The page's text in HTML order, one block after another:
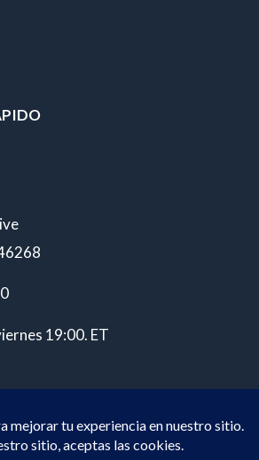
19:00. ET